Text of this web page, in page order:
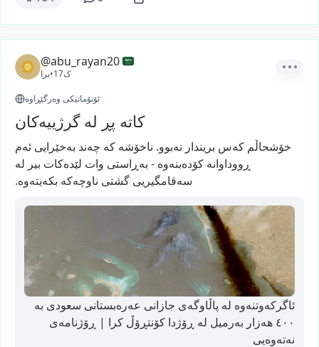
@abu_rayan20
برا• 17ک
ئۆتۆماتیکی وەرگێڕاوە
کاتە پڕ لە گرژییەکان
خۆشحاڵم کەس بریندار نەبوو. ناخۆشە کە چەند بەخێرایی ئەم
ڕووداوانە کۆدەبنەوە - بەڕاستی وات لێدەکات بیر لە
سەقامگیریی گشتی ناوچەکە بکەیتەوە.
ئاگرکەوتنەوە لە پاڵاوگەی جازانی عەرەبستانی سعودی بە
٤٠٠ هەزار بەرمیل لە ڕۆژدا کۆنتڕۆڵ کرا | ڕۆژنامەی
نەتەوەیی